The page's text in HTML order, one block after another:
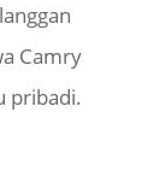
Camry
pribadi.